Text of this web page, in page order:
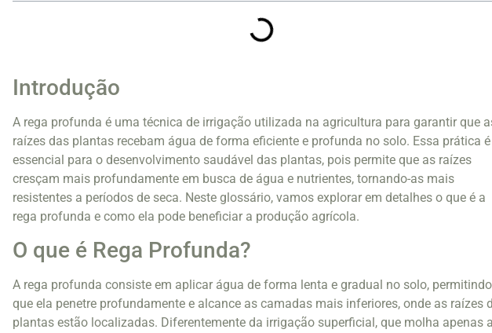
Introdução
A rega profunda é uma técnica de irrigação utilizada na agricultura para garantir que
raízes das plantas recebam água de forma eficiente e profunda no solo. Essa prática é
essencial para o desenvolvimento saudável das plantas, pois permite que as raízes
cresçam mais profundamente em busca de água e nutrientes, tornando-as mais
resistentes a períodos de seca. Neste glossário, vamos explorar em detalhes o que é a
rega profunda e como ela pode beneficiar a produção agrícola.
O que é Rega Profunda?
A rega profunda consiste em aplicar água de forma lenta e gradual no solo, permitindo
que ela penetre profundamente e alcance as camadas mais inferiores, onde as raízes
plantas estão localizadas. Diferentemente da irrigação superficial, que molha apenas a